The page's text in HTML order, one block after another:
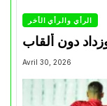
الرأي والرأي الأخر
دون ألقاب
Avril 30, 2026